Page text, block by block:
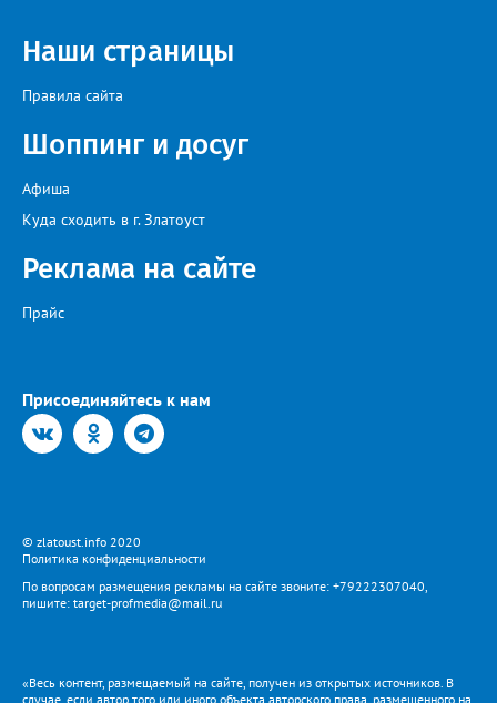
Наши страницы
Правила сайта
Шоппинг и досуг
Афиша
Куда сходить в г. Златоуст
Реклама на сайте
Прайс
Присоединяйтесь к нам
© zlatoust.info 2020
Политика конфиденциальности
По вопросам размещения рекламы на сайте звоните: +79222307040,
пишите: target-profmedia@mail.ru
«Весь контент, размещаемый на сайте, получен из открытых источников. В
случае, если автор того или иного объекта авторского права, размещенного на